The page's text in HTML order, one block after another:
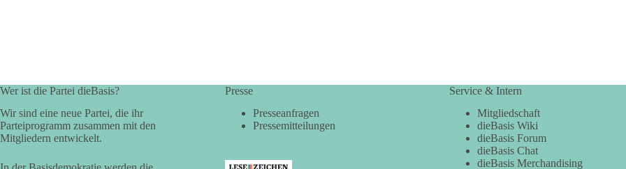
Wer ist die Partei dieBasis?
Wir sind eine neue Partei, die ihr
Parteiprogramm zusammen mit den
Mitgliedern entwickelt.
Presse
Presseanfragen
Pressemitteilungen
Service & Intern
Mitgliedschaft
dieBasis Wiki
dieBasis Forum
dieBasis Chat
dieBasis Merchandising